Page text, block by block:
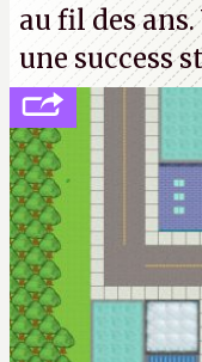
au fil des
une success